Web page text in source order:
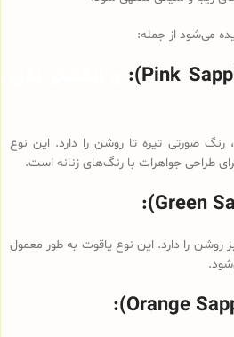
می‌شود از جمله:
رنگ صورتی تیره تا روشن را دارد. این نوع
طراحی جواهرات با رنگ‌های زنانه است.
روشن را دارد. این نوع یاقوت به طور معمول